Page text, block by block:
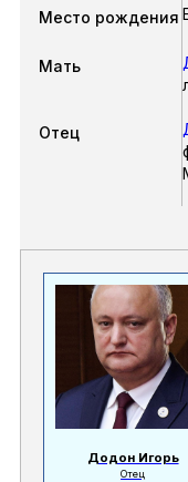
Место рождения
Мать
Отец
Додон Игорь
Отец